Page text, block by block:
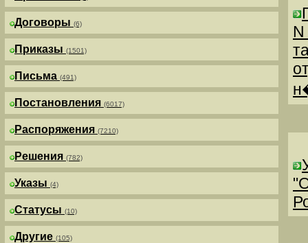
Договоры (6)
Приказы (1501)
Письма (491)
Постановления (6017)
Распоряжения (7210)
Решения (782)
Указы (4)
Статусы (10)
Другие (105)